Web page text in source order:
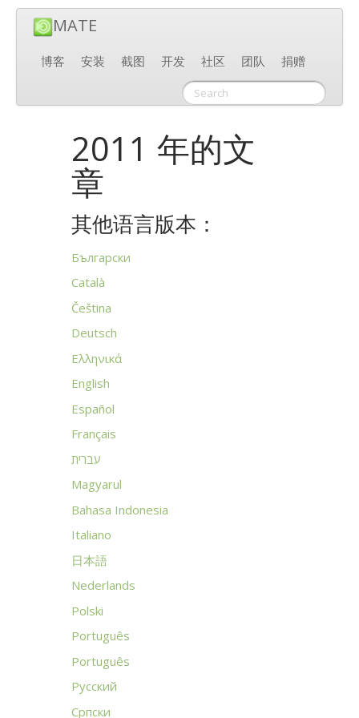
MATE
博客 安装 截图 开发 社区 团队 捐赠
2011 年的文
章
其他语言版本：
Български
Català
Čeština
Deutsch
Ελληνικά
English
Español
Français
עברית
Magyarul
Bahasa Indonesia
Italiano
日本語
Nederlands
Polski
Português
Português
Русский
Српски